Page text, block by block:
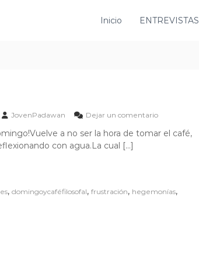
Inicio ENTREVISTAS
JovenPadawan Dejar un comentarioe
¡
a no ser la hora de tomar el café,
con agua.La cual […]
, domingoycaféfilosofal, frustración, hegemonías,